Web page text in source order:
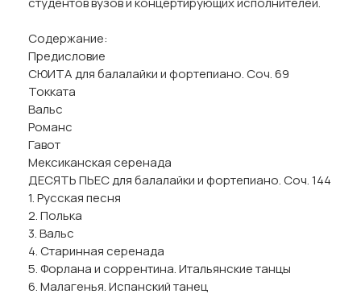
Содержание:
Предисловие
СЮИТА для балалайки и фортепиано. Соч. 69
Токката
Вальс
Романс
Гавот
Мексиканская серенада
ДЕСЯТЬ ПЬЕС для балалайки и фортепиано. Соч. 144
1. Русская песня
2. Полька
3. Вальс
4. Старинная серенада
5. Форлана и соррентина. Итальянские танцы
6. Малагенья. Испанский танец